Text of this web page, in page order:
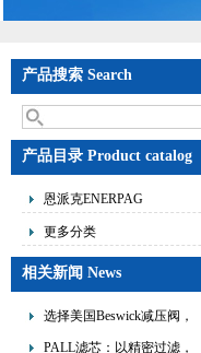
产品搜索 Search
产品目录 Product catalog
恩派克ENERPAG
更多分类
相关新闻 News
选择美国Beswick减压阀，
提升流体系统效率
PALL滤芯：以精密过滤，